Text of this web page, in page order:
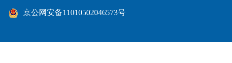
京公网安备11010502046573号